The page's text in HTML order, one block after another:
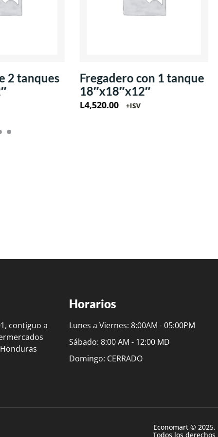
2 tanques
Fregadero con 1 tanque
18″x18″x12″
L4,520.00 +ISV
contiguo a
Horarios
Lunes a Viernes: 8:00AM - 05:00PM
Sábado: 8:00 AM - 12:00 MD
Domingo: CERRADO
Economart © 2025.
Todos los derechos